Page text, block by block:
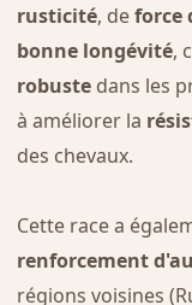
rusticité, deforce
bonne longévité,
robustedans les
à améliorer la
des chevaux.
Cette race a
renforcement
régions voisines